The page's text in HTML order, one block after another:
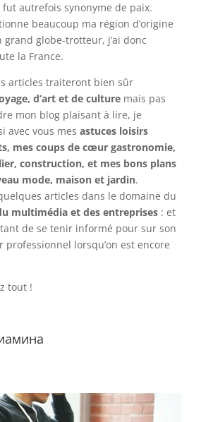
autrefois synonyme de paix.
beaucoup ma région d’origine
grand globe-trotteur, j’ai donc
la France.
articles traiteront bien sûr
d’art et de culturemais pas
mon blog plaisant à lire, je
avec vous mes astuces loisirs
mes coups de cœur gastronomie,
construction, et mes bons plans
mode, maison et jardin.
articles dans le domaine du
multimédia et des entreprises: et
de se tenir informé pour sur son
professionnel lorsqu’on est encore
tout !